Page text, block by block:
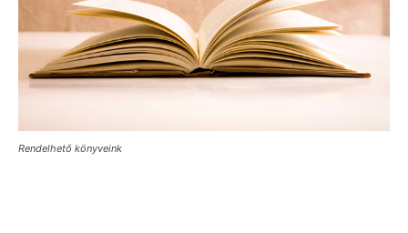
Rendelhető könyveink